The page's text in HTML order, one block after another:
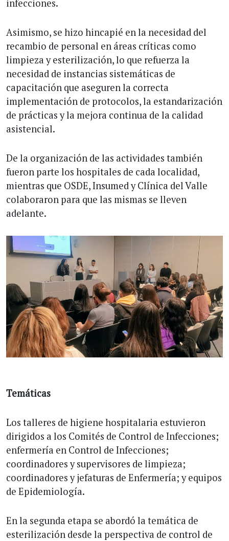
infecciones.
Asimismo, se hizo hincapié en la necesidad del
recambio de personal en áreas críticas como
limpieza y esterilización, lo que refuerza la
necesidad de instancias sistemáticas de
capacitación que aseguren la correcta
implementación de protocolos, la estandarización
de prácticas y la mejora continua de la calidad
asistencial.
De la organización de las actividades también
fueron parte los hospitales de cada localidad,
mientras que OSDE, Insumed y Clínica del Valle
colaboraron para que las mismas se lleven
adelante.
Temáticas
Los talleres de higiene hospitalaria estuvieron
dirigidos a los Comités de Control de Infecciones;
enfermería en Control de Infecciones;
coordinadores y supervisores de limpieza;
coordinadores y jefaturas de Enfermería; y equipos
de Epidemiología.
En la segunda etapa se abordó la temática de
esterilización desde la perspectiva de control de